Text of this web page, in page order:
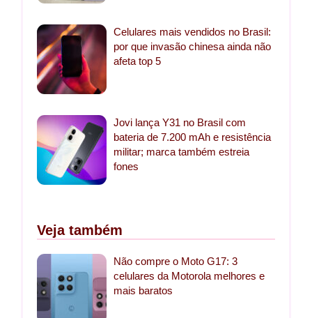
Celulares mais vendidos no Brasil:
por que invasão chinesa ainda não
afeta top 5
Jovi lança Y31 no Brasil com
bateria de 7.200 mAh e resistência
militar; marca também estreia
fones
Veja também
Não compre o Moto G17: 3
celulares da Motorola melhores e
mais baratos